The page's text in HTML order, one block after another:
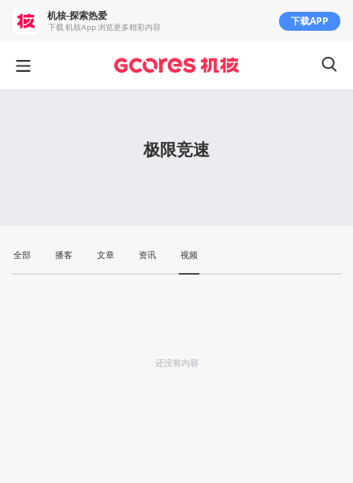
极限竞速
全部 播客 文章 资讯 视频
还没有内容
机核-探索热爱
下载 机核App 浏览更多精彩内容 下载APP